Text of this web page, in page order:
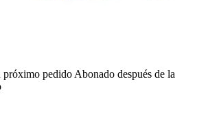
próximo pedido Abonado después de la